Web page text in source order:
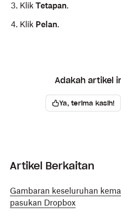
Klik Tetapan.
Klik Pelan.
Adakah artikel
Ya, terima kasih!
Artikel Berkaitan
Gambaran keseluruhan
pasukan Dropbox